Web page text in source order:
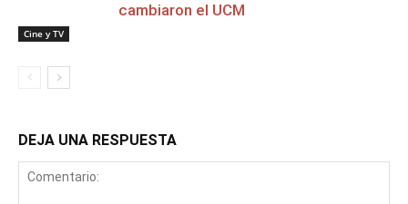
Cine y TV
cambiaron el UCM
DEJA UNA RESPUESTA